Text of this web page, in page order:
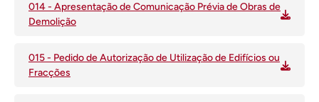
014 - Apresentação de Comunicação Prévia de Obras de
Demolição
015 - Pedido de Autorização de Utilização de Edifícios ou
Fracções